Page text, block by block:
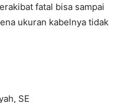
fatal bisa sampai
ukuran kabelnya tidak
SE